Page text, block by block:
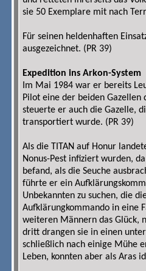
sie 50 Exemplare mit nach
Für seinen heldenhaften
ausgezeichnet. (PR 39)
Expedition ins Arkon-System
Im Mai 1984 war er bereits
Pilot eine der beiden Gazellen
steuerte er auch die Gazelle,
transportiert wurde. (PR 39)
Als die TITAN auf Honur
Nonus-Pest infiziert wurden,
befand, als die Seuche
führte er ein
Unbekannten zu suchen, die
Aufklärungkommando in eine
weiteren Männern das Glück,
dritt drangen sie in einen
schließlich nach einige Mühe
Leben, konnten aber als Aras